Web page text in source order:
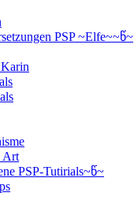
PSP ~Elfe~~წ~
Art
PSP-Tutirials~წ~